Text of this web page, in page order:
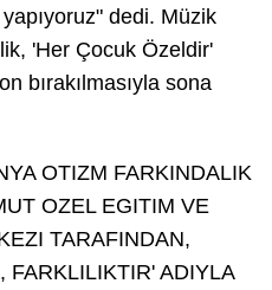
dedi. Müzik
'Her Çocuk Özeldir'
bırakılmasıyla sona